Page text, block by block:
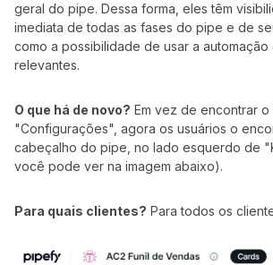
geral do pipe. Dessa forma, eles têm
imediata de todas as fases do pipe e de
como a possibilidade de usar a
relevantes.
O que há de novo? Em vez de encontrar o
"Configurações", agora os usuários o
cabeçalho do pipe, no lado esquerdo de
você pode ver na imagem abaixo).
Para quais clientes? Para todos os